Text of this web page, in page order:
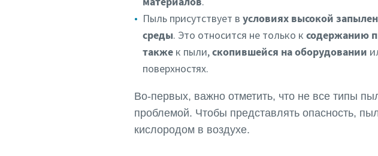
Пыль присутствует в условиях высокой
среды. Это относится не только к содержанию
такжек пыли,скопившейся на оборудовании
поверхностях.
Во-первых, важно отметить, что не все типы
проблемой. Чтобы представлять опасность,
кислородом в воздухе.